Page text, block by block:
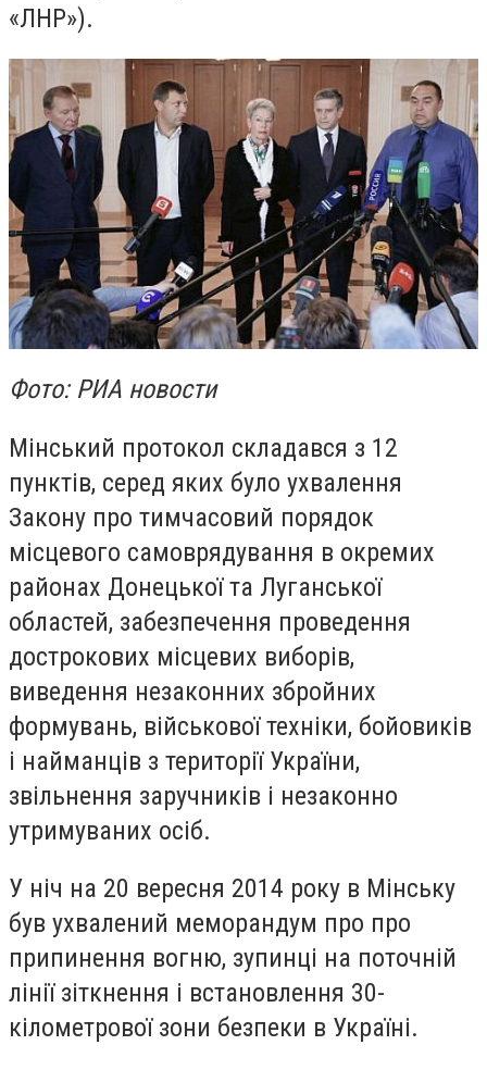
«ЛНР»).
Фото: РИА новости
Мінський протокол складався з 12
пунктів, серед яких було ухвалення
Закону про тимчасовий порядок
місцевого самоврядування в окремих
районах Донецької та Луганської
областей, забезпечення проведення
дострокових місцевих виборів,
виведення незаконних збройних
формувань, військової техніки, бойовиків
і найманців з території України,
звільнення заручників і незаконно
утримуваних осіб.
У ніч на 20 вересня 2014 року в Мінську
був ухвалений меморандум про про
припинення вогню, зупинці на поточній
лінії зіткнення і встановлення 30-
кілометрової зони безпеки в Україні.